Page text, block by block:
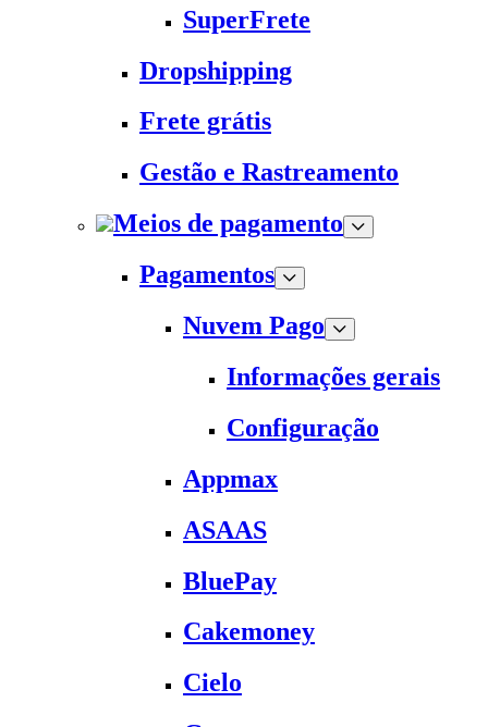
SuperFrete
Dropshipping
Frete grátis
Gestão e Rastreamento
Meios de pagamento
Pagamentos
Nuvem Pago
Informações gerais
Configuração
Appmax
ASAAS
BluePay
Cakemoney
Cielo